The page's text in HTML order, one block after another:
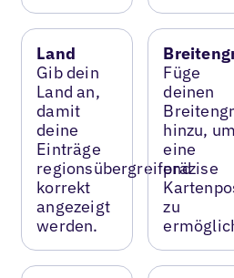
Land
Gib dein
Land an,
damit
deine
Einträge
regionsübergreifend
korrekt
angezeigt
werden.
Füge
deinen
hinzu, um
eine
präzise
zu